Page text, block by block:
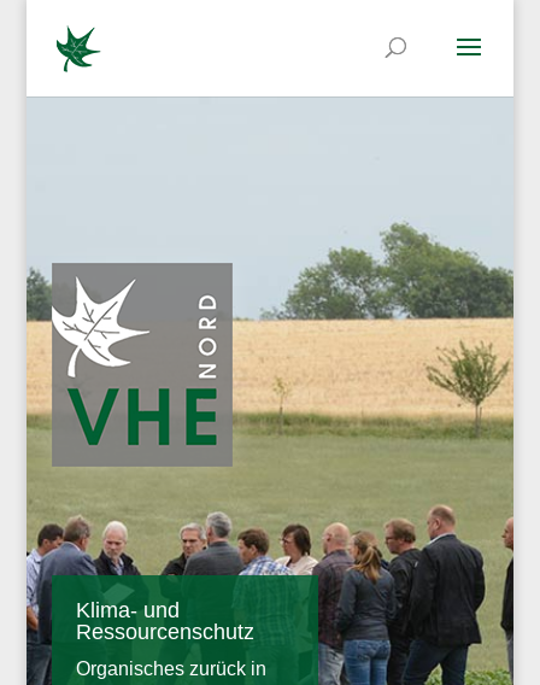
Klima- und
Ressourcenschutz
Organisches zurück in